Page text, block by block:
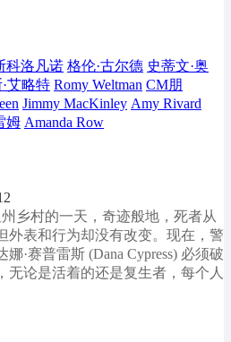
科洛凡诺 格伦·古尔德 史蒂文·奥
艾略特 Romy Weltman CM朋
Jimmy MacKinley Amy Rivard
姆 Amanda Row
乡村的一天，奇迹般地，死者从
外表和行为却没有改变。现在，警
·赛普雷斯 (Dana Cypress) 必须破
无论是活着的还是复生者，每个人